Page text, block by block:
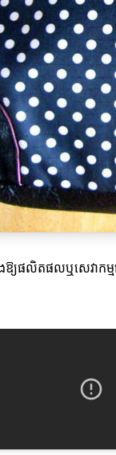
យផលិតផលឬសេវាកម្ម